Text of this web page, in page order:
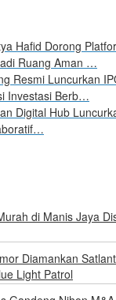
Hafid Dorong
Ruang Aman …
Resmi Luncurkan
Investasi Berb…
Digital Hub
di Manis Jaya
Diamankan
Light Patrol